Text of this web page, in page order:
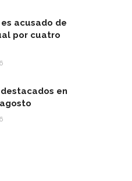
acusado de
por cuatro
en
agosto